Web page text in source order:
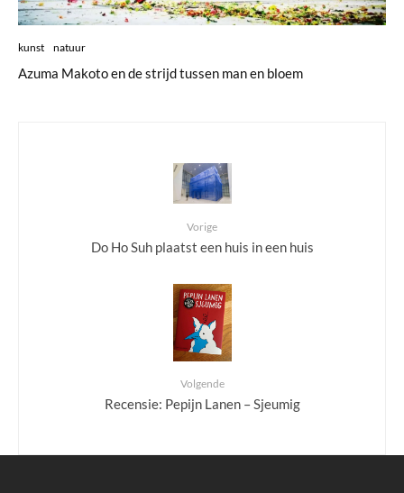
kunst natuur
Azuma Makoto en de strijd tussen man en bloem
Vorige
Do Ho Suh plaatst een huis in een huis
Volgende
Recensie: Pepijn Lanen – Sjeumig